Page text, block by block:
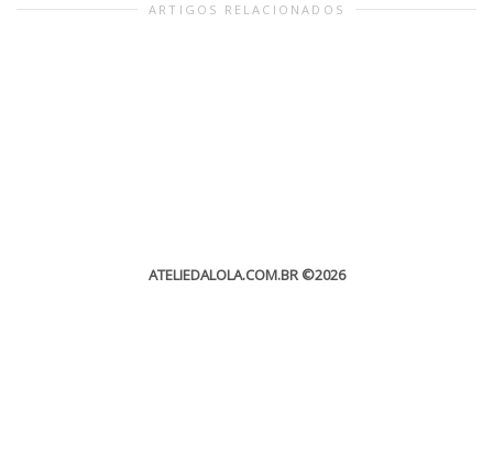
ARTIGOS RELACIONADOS
ATELIEDALOLA.COM.BR©2026